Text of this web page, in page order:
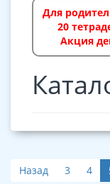
Для
20
Акция
Назад 3 4